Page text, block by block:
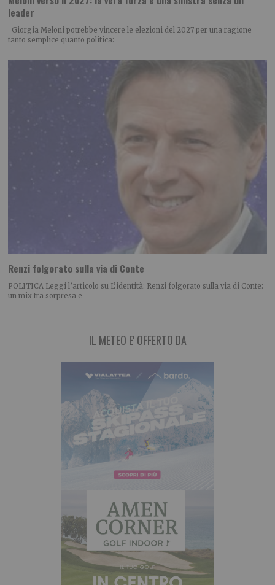
leader
Giorgia Meloni potrebbe vincere le elezioni del 2027 per una ragione
tanto semplice quanto politica:
Renzi folgorato sulla via di Conte
POLITICA Leggi l’articolo su L’identità: Renzi folgorato sulla via di Conte:
un mix tra sorpresa e
IL METEO E' OFFERTO DA